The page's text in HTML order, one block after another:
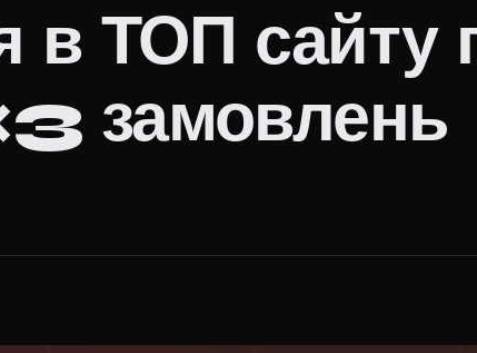
в ТОП сайту
замовлень